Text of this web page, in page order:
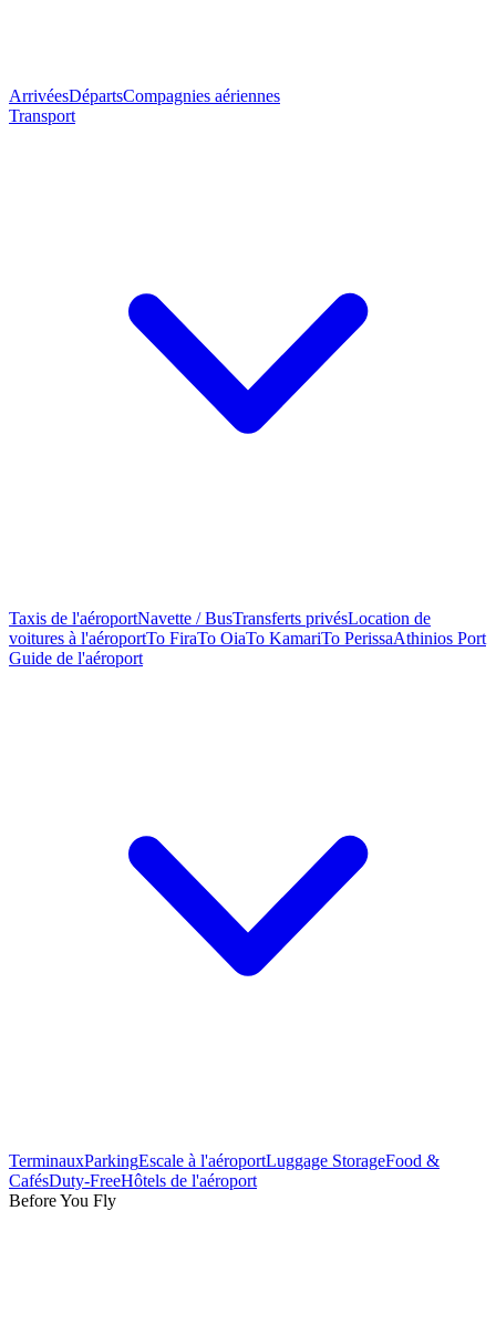
ArrivéesDépartsCompagnies aériennes
Transport
Taxis de l'aéroportNavette / BusTransferts privésLocation de
voitures à l'aéroportTo FiraTo OiaTo KamariTo PerissaAthinios Port
Guide de l'aéroport
TerminauxParkingEscale à l'aéroportLuggage StorageFood &
CafésDuty-FreeHôtels de l'aéroport
Before You Fly